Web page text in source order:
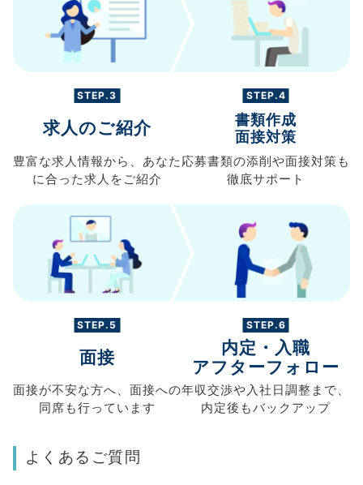
STEP.3
求人のご紹介
豊富な求人情報から、 あなた
に合った求人を ご紹介
STEP.4
書類作成
面接対策
応募書類の添削や面接対策も
徹底サポート
STEP.5
面接
面接が不安な方へ、 面接への
同席も行っています
STEP.6
内定・入職
アフターフォロー
年収交渉や入社日調整まで、
内定後もバックアップ
よくあるご質問